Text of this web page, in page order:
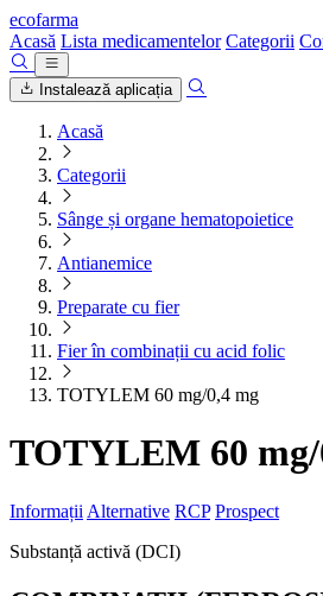
ecofarma
Acasă Lista medicamentelor Categorii
Instalează aplicația
Acasă
Categorii
Sânge și organe hematopoietice
Antianemice
Preparate cu fier
Fier în combinații cu acid folic
TOTYLEM 60 mg/0,4 mg
TOTYLEM 60 mg/
Informații Alternative RCP Prospect
Substanță activă (DCI)